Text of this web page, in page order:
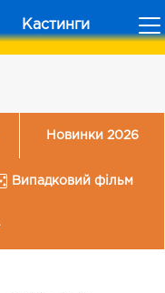
Кастинги
Новинки 2026
Випадковий фільм